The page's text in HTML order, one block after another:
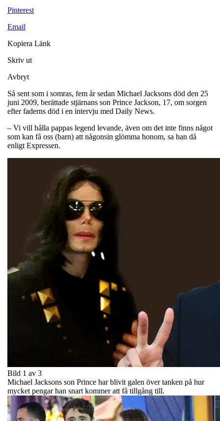
Pinterest
Email
Kopiera Länk
Skriv ut
Avbryt
Så sent som i somras, fem år sedan Michael Jacksons död den 25
juni 2009, berättade stjärnans son Prince Jackson, 17, om sorgen
efter faderns död i en intervju med Daily News.
– Vi vill hålla pappas legend levande, även om det inte finns något
som kan få oss (barn) att någonsin glömma honom, sa han då
enligt Expressen.
Bild 1 av 3
Michael Jacksons son Prince har blivit galen över tanken på hur
mycket pengar han snart kommer att få tillgång till.